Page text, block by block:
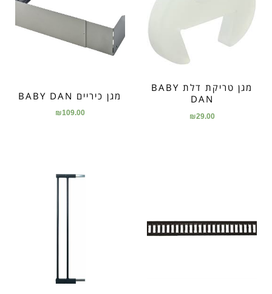
מגן טריקת דלת BABY
DAN
₪29.00
מגן כיריים BABY DAN
₪109.00